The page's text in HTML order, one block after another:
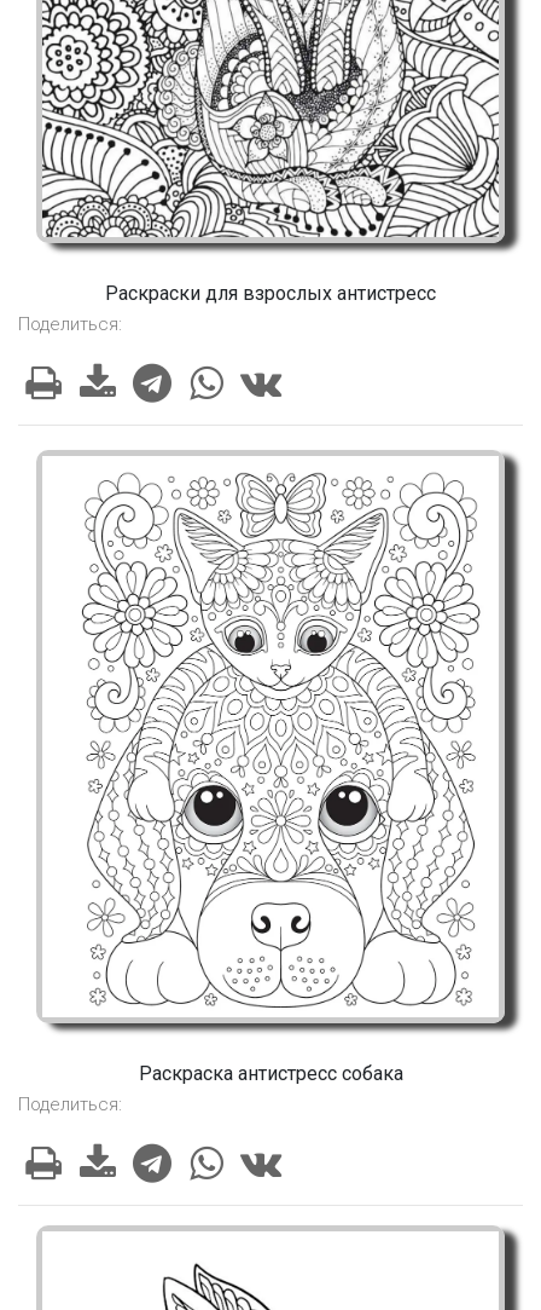
Раскраски для взрослых антистресс
Поделиться:
Раскраска антистресс собака
Поделиться: